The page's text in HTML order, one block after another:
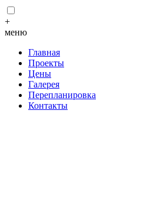
+
меню
Главная
Проекты
Цены
Галерея
Перепланировка
Контакты